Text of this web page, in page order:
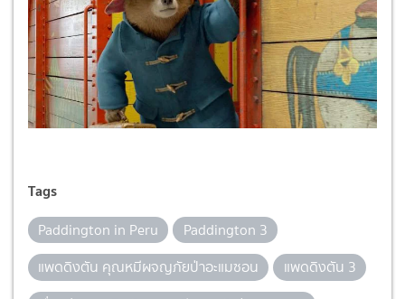
Tags
Paddington in Peru
Paddington 3
แพดดิงตัน คุณหมีผจญภัยป่าอะแมซอน
แพดดิงตัน 3